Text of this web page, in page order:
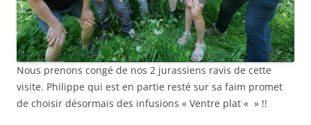
Nous prenons congé de nos 2 jurassiens ravis de cette
visite. Philippe qui est en partie resté sur sa faim promet
de choisir désormais des infusions « Ventre plat « » !!